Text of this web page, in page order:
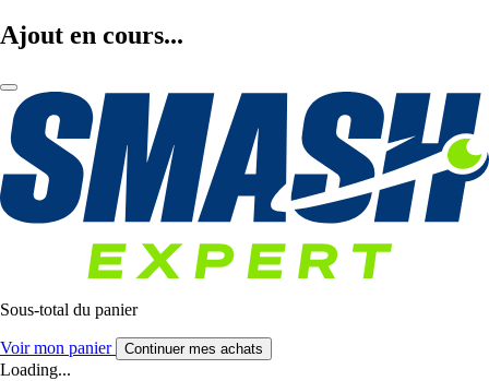
Ajout en cours...
Sous-total du panier
Voir mon panier Continuer mes achats
Loading...